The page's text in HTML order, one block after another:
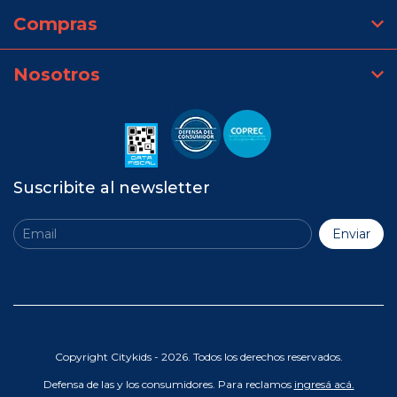
Compras
Nosotros
Suscribite al newsletter
Copyright Citykids - 2026. Todos los derechos reservados.
Defensa de las y los consumidores. Para reclamos ingresá acá.